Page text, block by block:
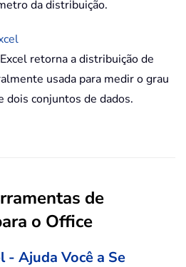
da distribuição.
retorna a distribuição de
usada para medir o grau
dois conjuntos de dados.
de
o Office
- Ajuda Você a Se